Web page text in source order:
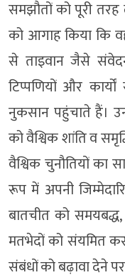
समझौतों को पूरी तरह
को आगाह किया कि
से ताइवान जैसे
टिप्पणियों और
नुकसान पहुंचाते हैं।
को वैश्विक शांति व
वैश्विक चुनौतियों का
रूप में अपनी
बातचीत को
मतभेदों को संयमित
संबंधों को बढ़ावा देने